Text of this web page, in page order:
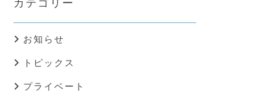
カテゴリー
お知らせ
トピックス
プライベート